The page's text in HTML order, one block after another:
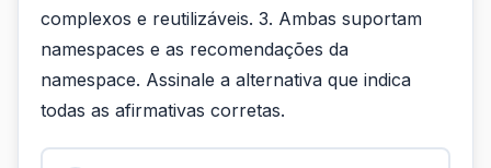
complexos e reutilizáveis. 3. Ambas suportam
namespaces e as recomendações da
namespace. Assinale a alternativa que indica
todas as afirmativas corretas.